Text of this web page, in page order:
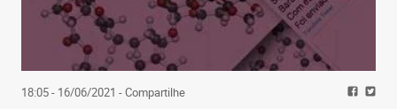
18:05 - 16/06/2021 - Compartilhe